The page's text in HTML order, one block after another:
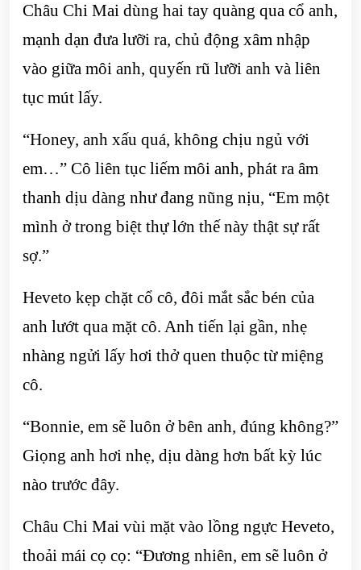
Châu Chi Mai dùng hai tay quàng qua cổ anh,
mạnh dạn đưa lưỡi ra, chủ động xâm nhập
vào giữa môi anh, quyến rũ lưỡi anh và liên
tục mút lấy.
“Honey, anh xấu quá, không chịu ngủ với
em…” Cô liên tục liếm môi anh, phát ra âm
thanh dịu dàng như đang nũng nịu, “Em một
mình ở trong biệt thự lớn thế này thật sự rất
sợ.”
Heveto kẹp chặt cổ cô, đôi mắt sắc bén của
anh lướt qua mặt cô. Anh tiến lại gần, nhẹ
nhàng ngửi lấy hơi thở quen thuộc từ miệng
cô.
“Bonnie, em sẽ luôn ở bên anh, đúng không?”
Giọng anh hơi nhẹ, dịu dàng hơn bất kỳ lúc
nào trước đây.
Châu Chi Mai vùi mặt vào lồng ngực Heveto,
thoải mái cọ cọ: “Đương nhiên, em sẽ luôn ở